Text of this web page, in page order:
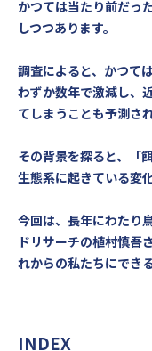
かつては当たり前だっ
しつつあります。
調査によると、かつて
わずか数年で激減し、
てしまうことも予測さ
その背景を探ると、「
生態系に起きている変
今回は、長年にわたり
ドリサーチの植村慎吾
れからの私たちにでき
INDEX